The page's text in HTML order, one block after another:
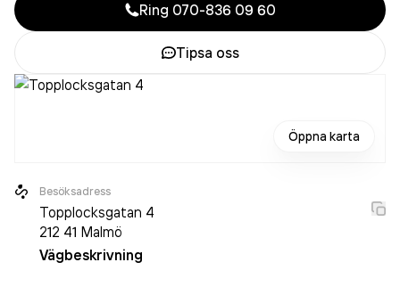
Ring 070-836 09 60
Tipsa oss
Öppna karta
Besöksadress
Topplocksgatan 4
212 41 Malmö
Vägbeskrivning